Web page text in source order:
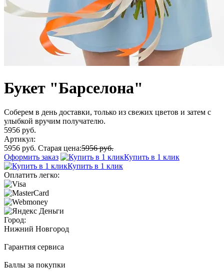
Букет "Барселона"
Соберем в день доставки, только из свежих цветов и затем с
улыбкой вручим получателю.
5956 руб.
Артикул:
5956 руб. Старая цена:5956 руб.
Оформить заказ
Купить в 1 клик
Купить в 1 клик
Оплатить легко:
Город:
Нижний Новгород
Гарантия сервиса
Баллы за покупки